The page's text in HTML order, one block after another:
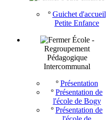
º Guichet d'accueil
Petite Enfance
École -
Regroupement
Pédagogique
Intercommunal
º Présentation
º Présentation de
l'école de Bogy
º Présentation de